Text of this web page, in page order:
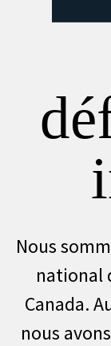
Nous
national
Canada.
nous